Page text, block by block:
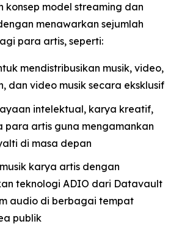
konsep model streaming dan
menawarkan sejumlah
para artis, seperti:
mendistribusikan musik, video,
dan video musik secara eksklusif
intelektual, karya kreatif,
para artis guna mengamankan
di masa depan
karya artis dengan
teknologi ADIO dari Datavault
audio di berbagai tempat
publik